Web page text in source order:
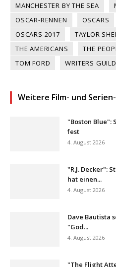
MANCHESTER BY THE SEA
OSCAR-RENNEN
OSCARS
OSCARS 2017
TAYLOR
THE AMERICANS
THE
TOM FORD
WRITERS
Weitere Film- und
"Boston Blue":
fest
4. August 2026
"R.J. Decker":
hat einen...
4. August 2026
Dave Bautista
"God...
4. August 2026
"The Flight